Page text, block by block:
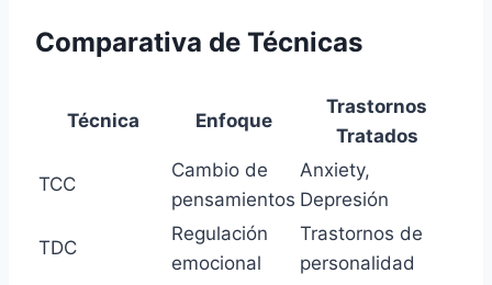
Comparativa de Técnicas
Técnica Enfoque
Trastornos
Tratados
TCC
Cambio de
pensamientos
Anxiety,
Depresión
TDC
Regulación
emocional
Trastornos de
personalidad